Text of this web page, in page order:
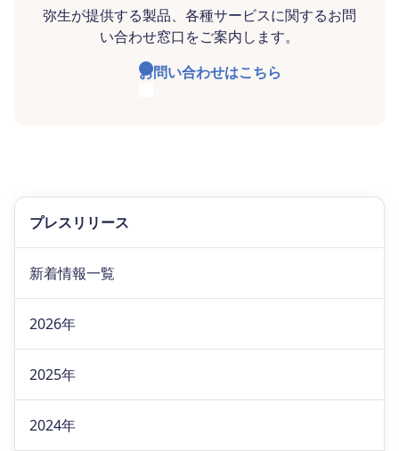
弥生が提供する製品、各種サービスに関するお問
い合わせ窓口をご案内します。
お問い合わせはこちら
プレスリリース
新着情報一覧
2026年
2025年
2024年